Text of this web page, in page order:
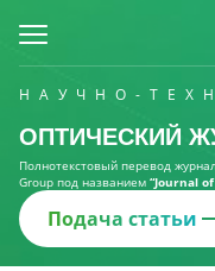
НАУЧНО-
ОПТИЧЕСКИЙ
Полнотекстовый перевод
Group под названием “Journal
Подача статьи